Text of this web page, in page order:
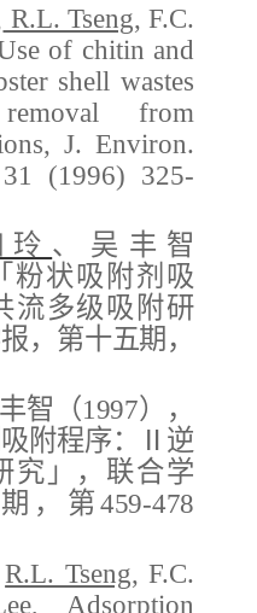
R.L. Tseng, F.C.
of chitin and
shell wastes
from
J. Environ.
(1996) 325-
玲 、吴丰智
粉状吸附剂吸
流多级吸附研
，第十五期，
智（1997），
吸附程序：Ⅱ逆
究」，联合学
，第459-478
R.L. Tseng, F.C.
Adsorption